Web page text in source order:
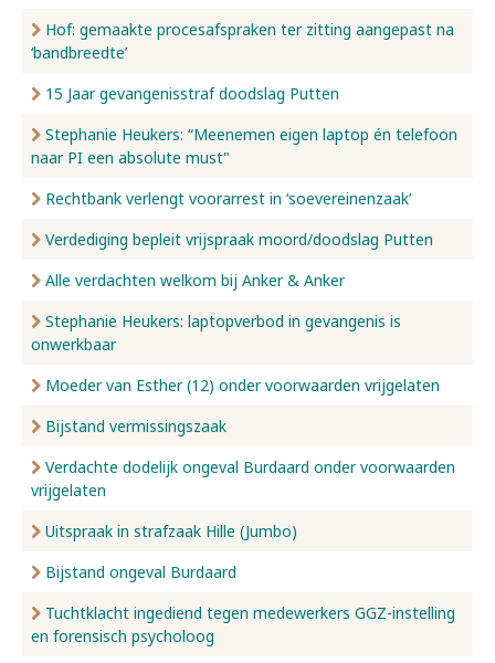
Hof: gemaakte procesafspraken ter zitting aangepast na
‘bandbreedte’
15 Jaar gevangenisstraf doodslag Putten
Stephanie Heukers: “Meenemen eigen laptop én telefoon
naar PI een absolute must"
Rechtbank verlengt voorarrest in ‘soevereinenzaak’
Verdediging bepleit vrijspraak moord/doodslag Putten
Alle verdachten welkom bij Anker & Anker
Stephanie Heukers: laptopverbod in gevangenis is
onwerkbaar
Moeder van Esther (12) onder voorwaarden vrijgelaten
Bijstand vermissingszaak
Verdachte dodelijk ongeval Burdaard onder voorwaarden
vrijgelaten
Uitspraak in strafzaak Hille (Jumbo)
Bijstand ongeval Burdaard
Tuchtklacht ingediend tegen medewerkers GGZ-instelling
en forensisch psycholoog